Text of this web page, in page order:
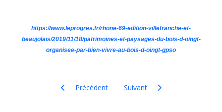
https://www.leprogres.fr/rhone-69-edition-villefranche-et-
beaujolais/2019/11/18/patrimoines-et-paysages-du-bois-d-oingt-
organisee-par-bien-vivre-au-bois-d-oingt-gpso
Article précédent : Façades pierres dorées - Bois-
Précédent Article suivant : Journées
Suivant